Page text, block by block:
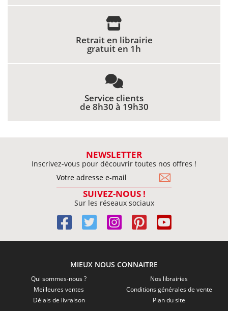
Retrait en librairie
gratuit en 1h
Service clients
de 8h30 à 19h30
NEWSLETTER
Inscrivez-vous pour découvrir toutes nos offres !
SUIVEZ-NOUS !
Sur les réseaux sociaux
MIEUX NOUS CONNAITRE
Qui sommes-nous ?
Meilleures ventes
Délais de livraison
Nos librairies
Conditions générales de vente
Plan du site